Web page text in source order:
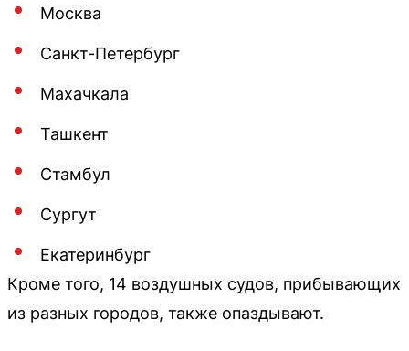
Москва
Санкт-Петербург
Махачкала
Ташкент
Стамбул
Сургут
Екатеринбург
Кроме того, 14 воздушных судов, прибывающих
из разных городов, также опаздывают.